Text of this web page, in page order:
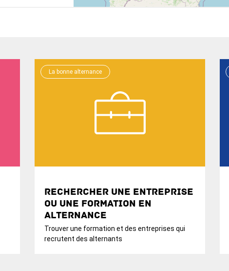
La bonne alternance
Rechercher une entreprise
ou une formation en
alternance
Trouver une formation et des entreprises qui
recrutent des alternants